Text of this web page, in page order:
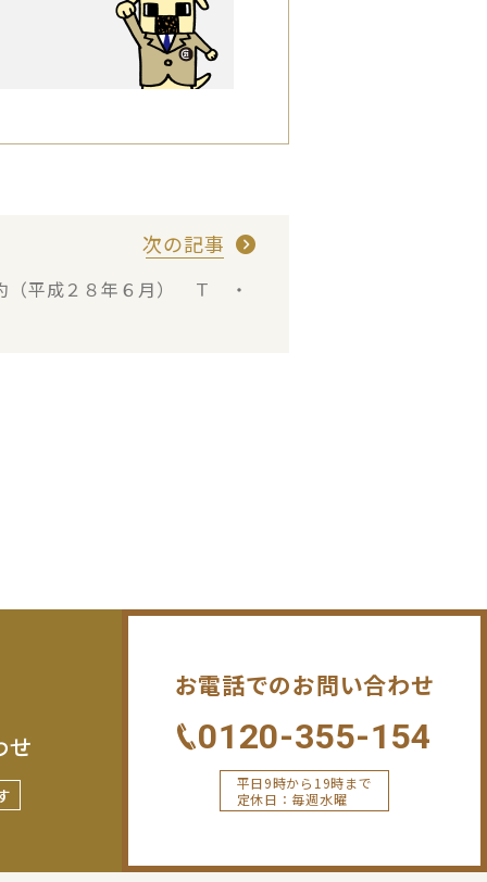
次の記事
（平成２８年６月） Ｔ ・
せ
お電話でのお問い合わせ
0120-355-154
平日9時から19時まで
定休日：毎週水曜